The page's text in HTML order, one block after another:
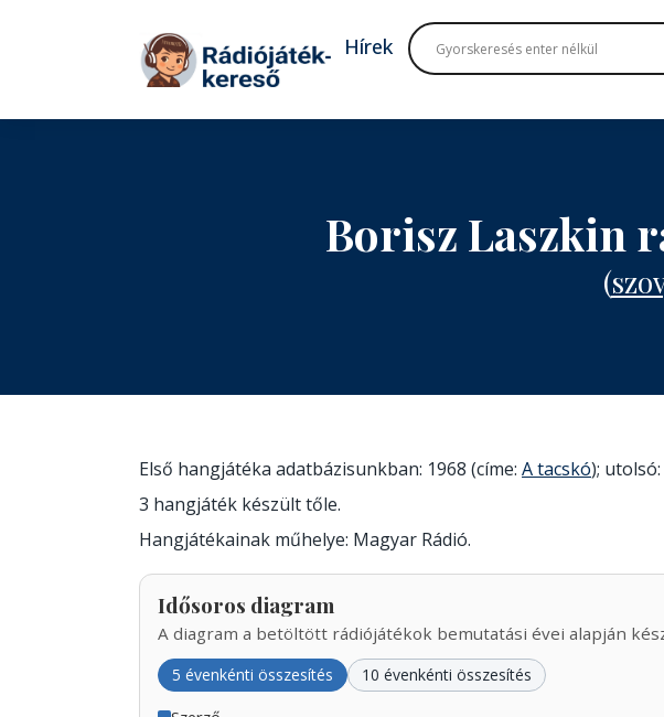
Tovább a tartalomhoz
Hírek
Borisz Laszkin
(
Első hangjátéka adatbázisunkban: 1968 (címe: A tacskó); utolsó:
3 hangjáték készült tőle.
Hangjátékainak műhelye: Magyar Rádió.
Idősoros diagram
A diagram a betöltött rádiójátékok bemutatási évei alapján
5 évenkénti összesítés 10 évenkénti összesítés